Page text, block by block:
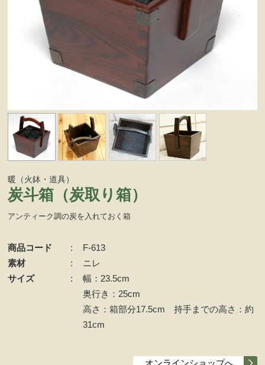
暖（火鉢・道具）
炭斗箱（炭取り箱）
アンティーク調の炭を入れておく箱
商品コード :
F-613
素材
:
ニレ
サイズ
:
幅：23.5cm
奥行き：25cm
高さ：箱部分17.5cm 持手までの高さ：約
31cm
オンラインショップへ